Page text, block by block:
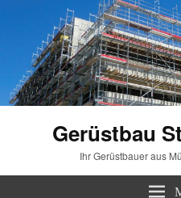
Gerüstbau
Ihr Gerüstbauer aus